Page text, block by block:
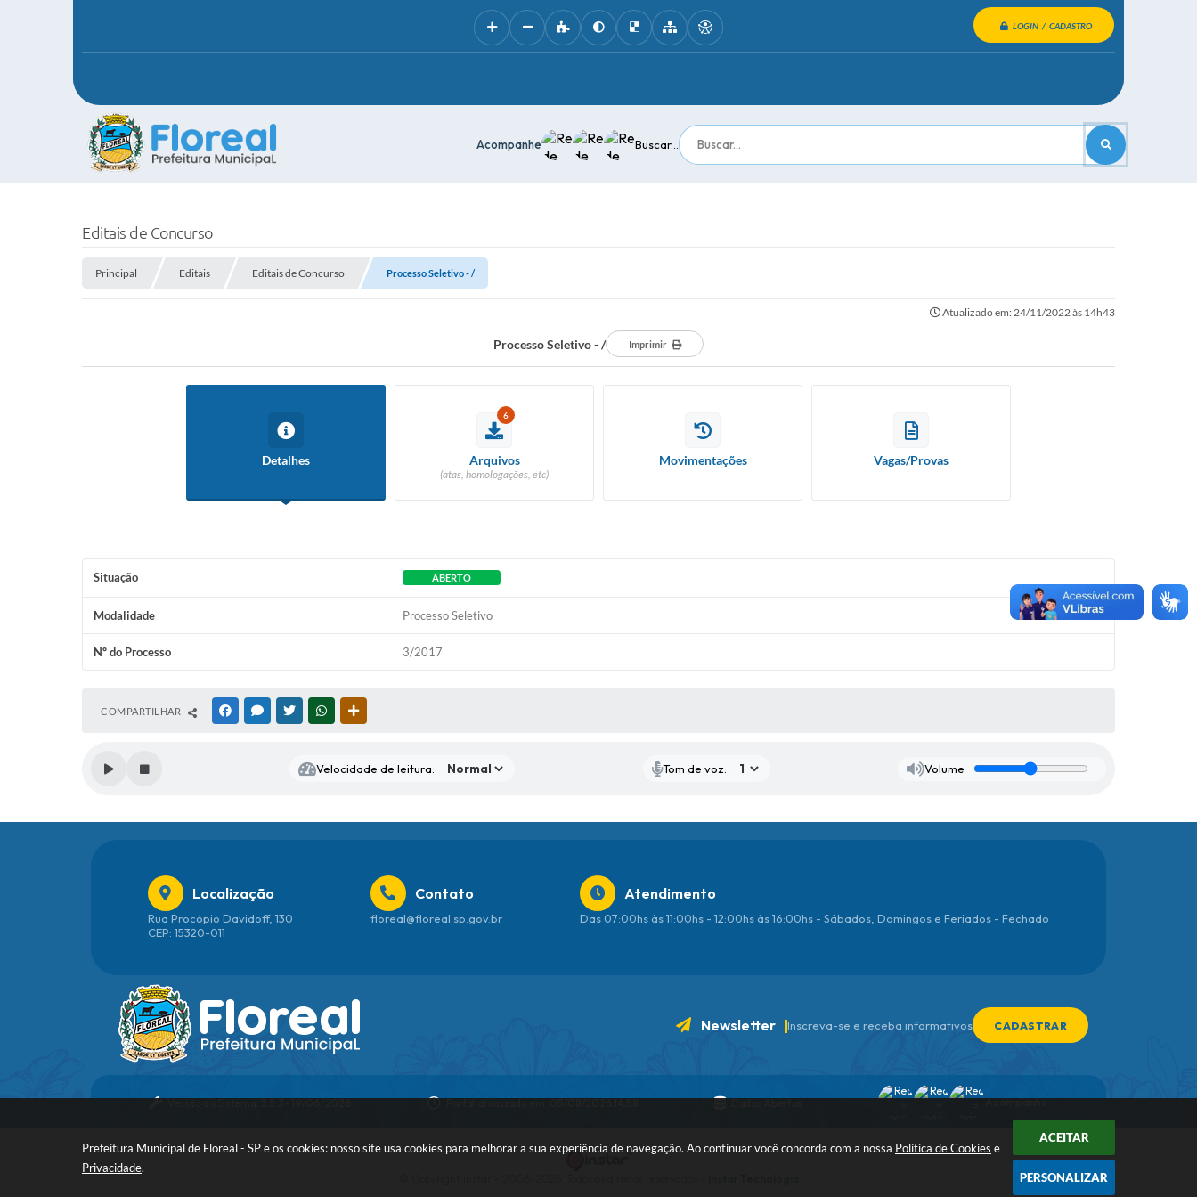
Prefeitura Municipal de Floreal - SP e os cookies: nosso site usa cookies para melhorar a sua experiência de navegação. Ao continuar você concorda com a nossa Política de Cookies e
Privacidade.
ACEITAR
PERSONALIZAR
LOGIN / CADASTRO
Buscar...
Acompanhe
Editais de Concurso
Principal Editais Editais de Concurso Processo Seletivo - /
Atualizado em: 24/11/2022 às 14h43
Processo Seletivo - / Imprimir
Detalhes
6
Arquivos
(atas, homologações, etc)
Movimentações Vagas/Provas
Situação ABERTO
Modalidade Processo Seletivo
Nº do Processo 3/2017
COMPARTILHAR FACEBOOKMESSENGER
TWITTERWHATSAPP
Velocidade de leitura: Tom de voz: Volume
Newsletter Inscreva-se e receba informativos CADASTRAR
Localização
Rua Procópio Davidoff, 130
CEP: 15320-011
Contato
floreal@floreal.sp.gov.br
Atendimento
Das 07:00hs às 11:00hs - 12:00hs às 16:00hs - Sábados, Domingos e Feriados - Fechado
Versão do Sistema:3.5.3 - 19/06/2026 Portal atualizado em:05/08/2026 14:58 Dados Abertos Acompanhe